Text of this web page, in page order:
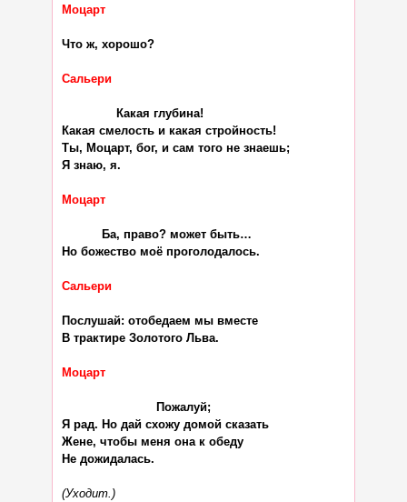
Моцарт
Что ж, хорошо?
Сальери
               Какая глубина!
Какая смелость и какая стройность!
Ты, Моцарт, бог, и сам того не знаешь;
Я знаю, я.
Моцарт
           Ба, право? может быть…
Но божество моё проголодалось.
Сальери
Послушай: отобедаем мы вместе
В трактире Золотого Льва.
Моцарт
                          Пожалуй;
Я рад. Но дай схожу домой сказать
Жене, чтобы меня она к обеду
Не дожидалась.
(Уходит.)